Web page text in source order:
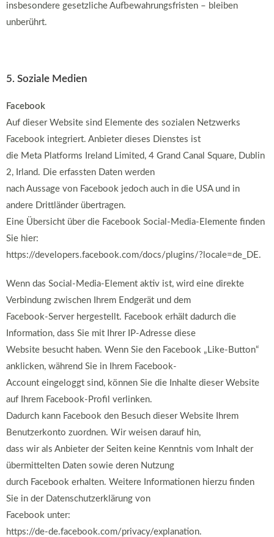
insbesondere gesetzliche Aufbewahrungsfristen – bleiben
unberührt.
5. Soziale Medien
Facebook
Auf dieser Website sind Elemente des sozialen Netzwerks
Facebook integriert. Anbieter dieses Dienstes ist
die Meta Platforms Ireland Limited, 4 Grand Canal Square, Dublin
2, Irland. Die erfassten Daten werden
nach Aussage von Facebook jedoch auch in die USA und in
andere Drittländer übertragen.
Eine Übersicht über die Facebook Social-Media-Elemente finden
Sie hier:
https://developers.facebook.com/docs/plugins/?locale=de_DE.
Wenn das Social-Media-Element aktiv ist, wird eine direkte
Verbindung zwischen Ihrem Endgerät und dem
Facebook-Server hergestellt. Facebook erhält dadurch die
Information, dass Sie mit Ihrer IP-Adresse diese
Website besucht haben. Wenn Sie den Facebook „Like-Button“
anklicken, während Sie in Ihrem Facebook-
Account eingeloggt sind, können Sie die Inhalte dieser Website
auf Ihrem Facebook-Profil verlinken.
Dadurch kann Facebook den Besuch dieser Website Ihrem
Benutzerkonto zuordnen. Wir weisen darauf hin,
dass wir als Anbieter der Seiten keine Kenntnis vom Inhalt der
übermittelten Daten sowie deren Nutzung
durch Facebook erhalten. Weitere Informationen hierzu finden
Sie in der Datenschutzerklärung von
Facebook unter:
https://de-de.facebook.com/privacy/explanation.